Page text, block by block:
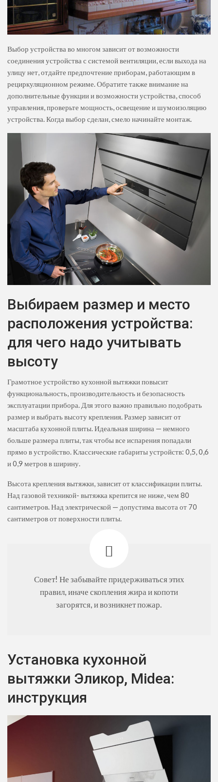
Выбор устройства во многом зависит от возможности
соединения устройства с системой вентиляции, если выхода на
улицу нет, отдайте предпочтение приборам, работающим в
рециркуляционном режиме. Обратите также внимание на
дополнительные функции и возможности устройства, способ
управления, проверьте мощность, освещение и шумоизоляцию
устройства. Когда выбор сделан, смело начинайте монтаж.
Выбираем размер и место
расположения устройства:
для чего надо учитывать
высоту
Грамотное устройство кухонной вытяжки повысит
функциональность, производительность и безопасность
эксплуатации прибора. Для этого важно правильно подобрать
размер и выбрать высоту крепления. Размер зависит от
масштаба кухонной плиты. Идеальная ширина — немного
больше размера плиты, так чтобы все испарения попадали
прямо в устройство. Классические габариты устройств: 0,5, 0,6
и 0,9 метров в ширину.
Высота крепления вытяжки, зависит от классификации плиты.
Над газовой техникой- вытяжка крепится не ниже, чем 80
сантиметров. Над электрической — допустима высота от 70
сантиметров от поверхности плиты.
Совет! Не забывайте придерживаться этих
правил, иначе скопления жира и копоти
загорятся, и возникнет пожар.
Установка кухонной
вытяжки Эликор, Midea:
инструкция